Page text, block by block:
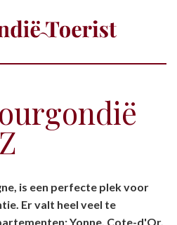
is een perfecte plek voor
Er valt heel veel te
Yonne, Cote-d'Or,